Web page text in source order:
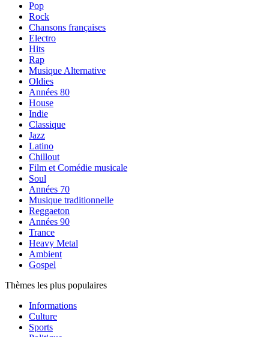
Pop
Rock
Chansons françaises
Electro
Hits
Rap
Musique Alternative
Oldies
Années 80
House
Indie
Classique
Jazz
Latino
Chillout
Film et Comédie musicale
Soul
Années 70
Musique traditionnelle
Reggaeton
Années 90
Trance
Heavy Metal
Ambient
Gospel
Thèmes les plus populaires
Informations
Culture
Sports